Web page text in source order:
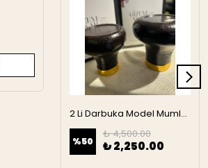
2 Li Darbuka Model Mumluk
%50
₺ 4,500.00
₺ 2,250.00